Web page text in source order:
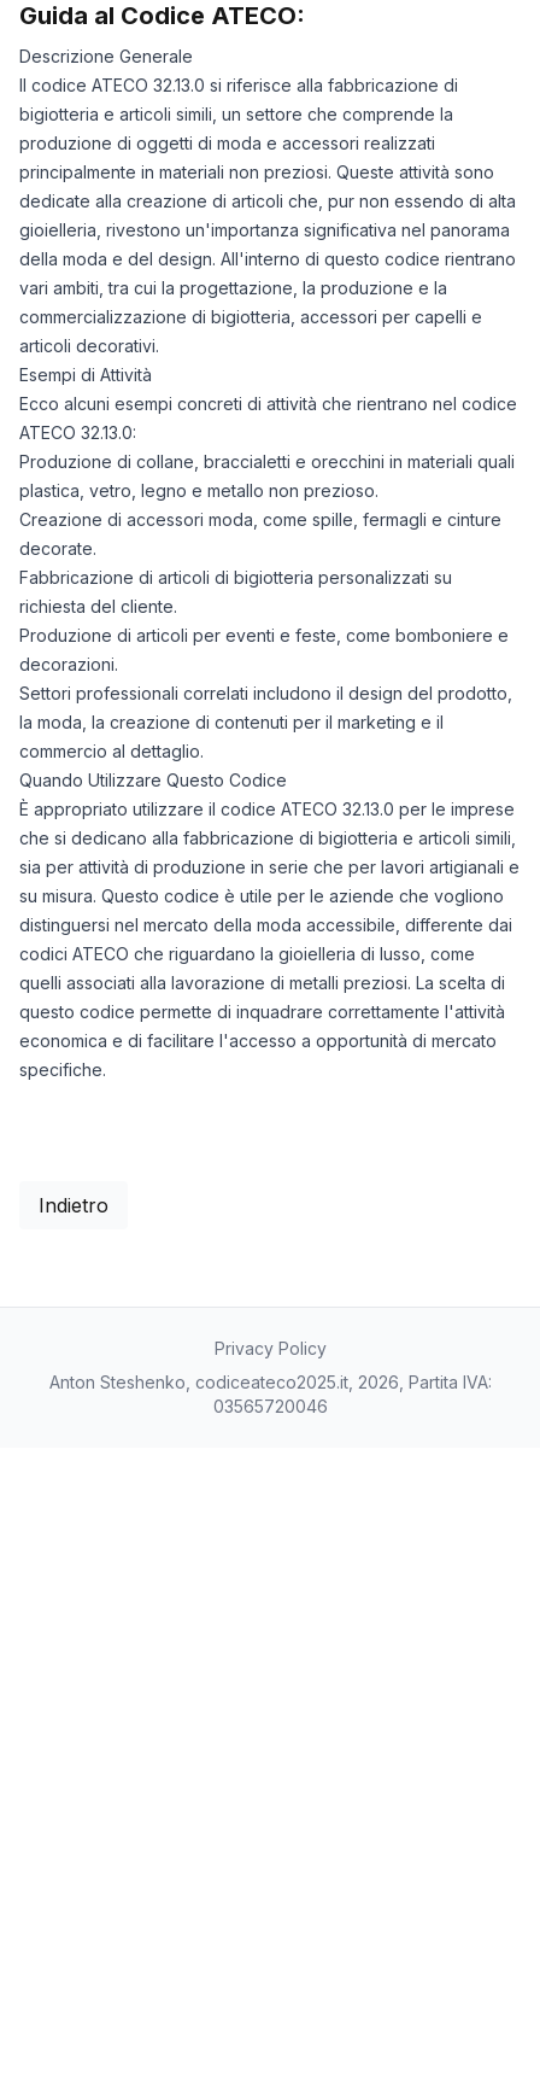
Guida al Codice ATECO:
Descrizione Generale
Il codice ATECO 32.13.0 si riferisce alla fabbricazione di
bigiotteria e articoli simili, un settore che comprende la
produzione di oggetti di moda e accessori realizzati
principalmente in materiali non preziosi. Queste attività sono
dedicate alla creazione di articoli che, pur non essendo di alta
gioielleria, rivestono un'importanza significativa nel panorama
della moda e del design. All'interno di questo codice rientrano
vari ambiti, tra cui la progettazione, la produzione e la
commercializzazione di bigiotteria, accessori per capelli e
articoli decorativi.
Esempi di Attività
Ecco alcuni esempi concreti di attività che rientrano nel codice
ATECO 32.13.0:
Produzione di collane, braccialetti e orecchini in materiali quali
plastica, vetro, legno e metallo non prezioso.
Creazione di accessori moda, come spille, fermagli e cinture
decorate.
Fabbricazione di articoli di bigiotteria personalizzati su
richiesta del cliente.
Produzione di articoli per eventi e feste, come bomboniere e
decorazioni.
Settori professionali correlati includono il design del prodotto,
la moda, la creazione di contenuti per il marketing e il
commercio al dettaglio.
Quando Utilizzare Questo Codice
È appropriato utilizzare il codice ATECO 32.13.0 per le imprese
che si dedicano alla fabbricazione di bigiotteria e articoli simili,
sia per attività di produzione in serie che per lavori artigianali e
su misura. Questo codice è utile per le aziende che vogliono
distinguersi nel mercato della moda accessibile, differente dai
codici ATECO che riguardano la gioielleria di lusso, come
quelli associati alla lavorazione di metalli preziosi. La scelta di
questo codice permette di inquadrare correttamente l'attività
economica e di facilitare l'accesso a opportunità di mercato
specifiche.
Indietro
Privacy Policy
Anton Steshenko, codiceateco2025.it, 2026, Partita IVA:
03565720046